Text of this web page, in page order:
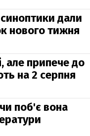
дали
нового тижня
але припече до
на 2 серпня
поб'є вона